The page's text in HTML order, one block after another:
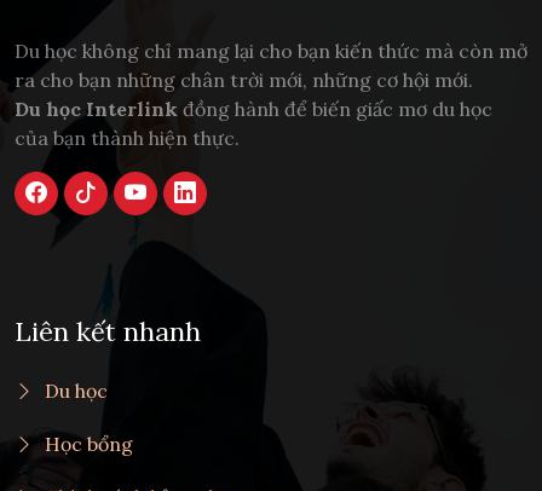
Du học không chỉ mang lại cho bạn kiến thức mà còn mở
ra cho bạn những chân trời mới, những cơ hội mới.
Du học Interlink đồng hành để biến giấc mơ du học
của bạn thành hiện thực.
Liên kết nhanh
Du học
Học bổng